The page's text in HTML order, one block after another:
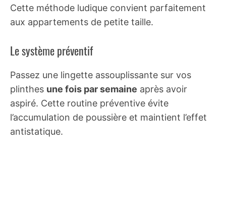
Cette méthode ludique convient parfaitement
aux appartements de petite taille.
Le système préventif
Passez une lingette assouplissante sur vos
plinthes une fois par semaine après avoir
aspiré. Cette routine préventive évite
l’accumulation de poussière et maintient l’effet
antistatique.